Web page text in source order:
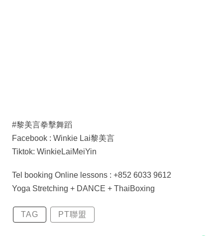
#黎美言拳擊舞蹈
Facebook : Winkie Lai黎美言
Tiktok: WinkieLaiMeiYin
Tel booking Online lessons : +852 6033 9612
Yoga Stretching + DANCE + ThaiBoxing
TAG PT聯盟